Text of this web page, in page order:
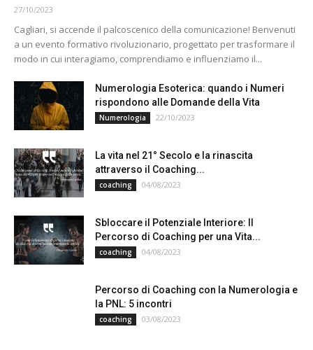
27/10/2023
Cagliari, si accende il palcoscenico della comunicazione! Benvenuti
a un evento formativo rivoluzionario, progettato per trasformare il
modo in cui interagiamo, comprendiamo e influenziamo il...
Numerologia Esoterica: quando i Numeri
rispondono alle Domande della Vita
Numerologia 22/10/2023
La vita nel 21° Secolo e la rinascita
attraverso il Coaching...
coaching 04/08/2023
Sbloccare il Potenziale Interiore: Il
Percorso di Coaching per una Vita...
coaching 04/08/2023
Percorso di Coaching con la Numerologia e
la PNL: 5 incontri
coaching 03/08/2023